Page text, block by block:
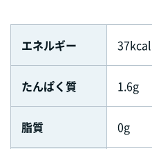
エネルギー 37kcal
たんぱく質 1.6g
脂質 0g